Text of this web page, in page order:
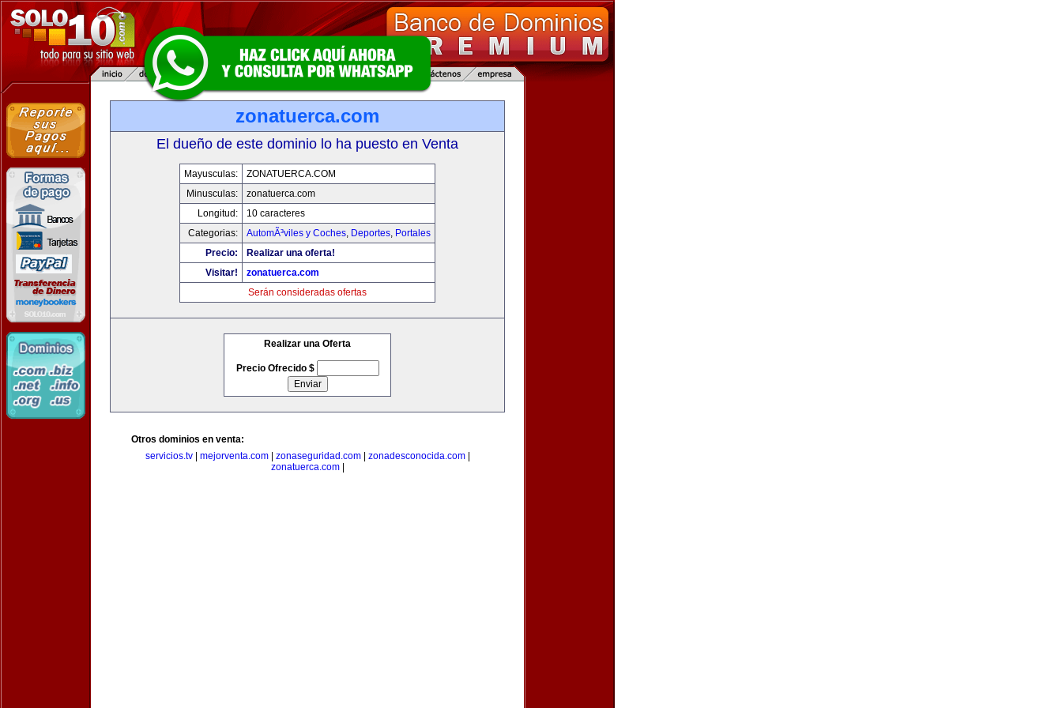
zonatuerca.com
El dueño de este dominio lo ha puesto en Venta
Mayusculas:
ZONATUERCA.COM
Minusculas:
zonatuerca.com
Longitud:
10 caracteres
Categorias:
AutomÃ³viles y Coches, Deportes, Portales
Precio:
Realizar una oferta!
Visitar!
zonatuerca.com
Serán consideradas ofertas
Realizar una Oferta
Precio Ofrecido $
Otros dominios en venta:
servicios.tv| mejorventa.com| zonaseguridad.com| zonadesconocida.com|
zonatuerca.com|